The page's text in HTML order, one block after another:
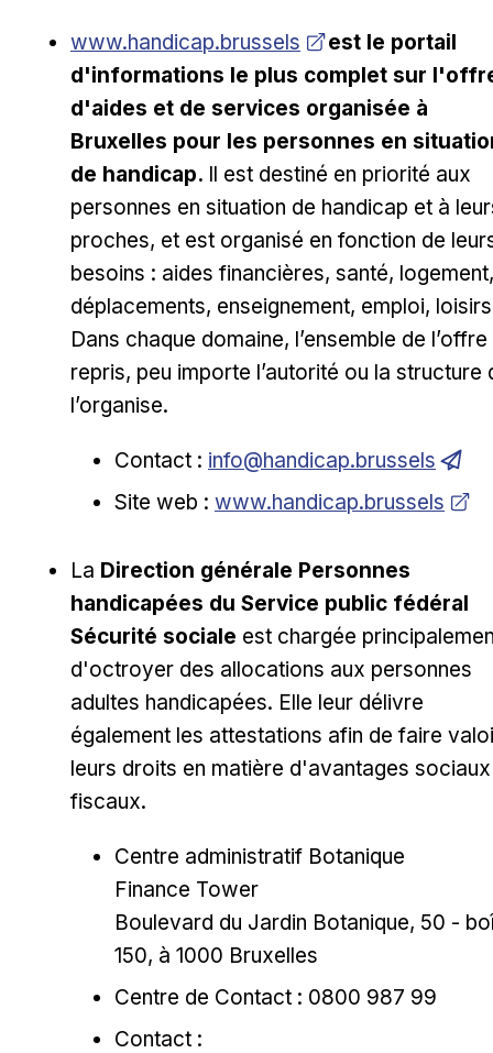
Ouvrir dans une nouvelle fenêtre
www.handicap.brussels
est le portail
d'informations le plus complet sur
d'aides et de services organisée à
Bruxelles pour les personnes en
de handicap. Il est destiné en priorité aux
personnes en situation de handicap et à
proches, et est organisé en fonction de
besoins : aides financières, santé, logement,
déplacements, enseignement, emploi,
Dans chaque domaine, l’ensemble de
repris, peu importe l’autorité ou la structure
l’organise.
Contact : info@handicap.brussels
Site web : Ouvrir dans une nouvelle
www.handicap.brussels
La Direction générale Personnes
handicapées du Service public fédéral
Sécurité sociale est chargée
d'octroyer des allocations aux personnes
adultes handicapées. Elle leur délivre
également les attestations afin de faire
leurs droits en matière d'avantages
fiscaux.
Centre administratif Botanique
Finance Tower
Boulevard du Jardin Botanique, 50 -
150, à 1000 Bruxelles
Centre de Contact : 0800 987 99
Contact :